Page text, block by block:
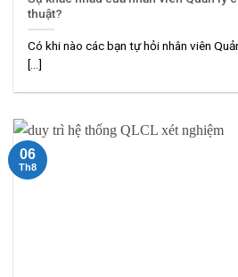
thuật?
Có khi nào các bạn tự hỏi nhân viên
[...]
06
Th8